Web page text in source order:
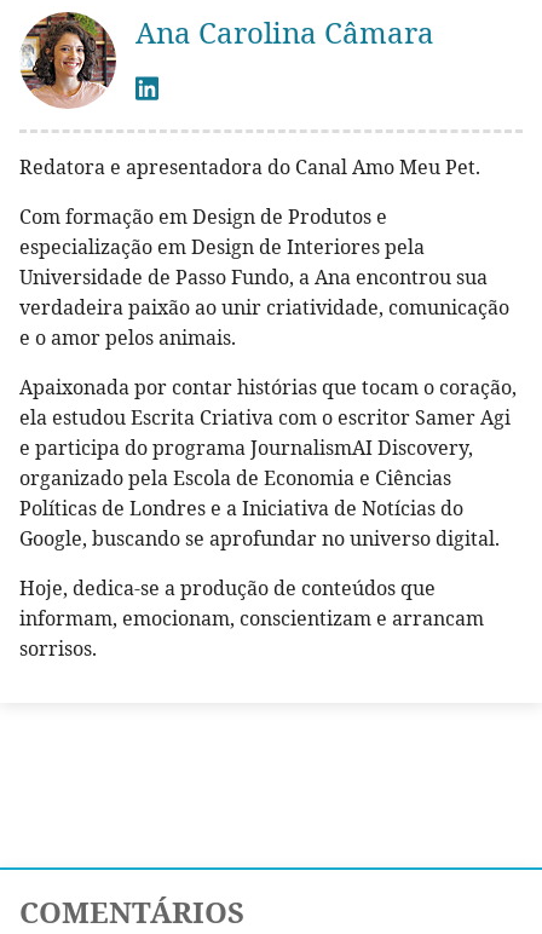
Ana Carolina Câmara
Redatora e apresentadora do Canal Amo Meu Pet.
Com formação em Design de Produtos e
especialização em Design de Interiores pela
Universidade de Passo Fundo, a Ana encontrou sua
verdadeira paixão ao unir criatividade, comunicação
e o amor pelos animais.
Apaixonada por contar histórias que tocam o coração,
ela estudou Escrita Criativa com o escritor Samer Agi
e participa do programa JournalismAI Discovery,
organizado pela Escola de Economia e Ciências
Políticas de Londres e a Iniciativa de Notícias do
Google, buscando se aprofundar no universo digital.
Hoje, dedica-se a produção de conteúdos que
informam, emocionam, conscientizam e arrancam
sorrisos.
COMENTÁRIOS